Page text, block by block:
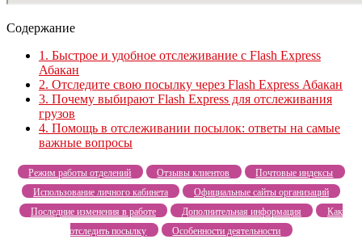
Содержание
1. Быстрое и удобное отслеживание с Flash Express
Абакан
2. Отследите свою посылку через Flash Express Абакан
3. Почему выбирают Flash Express для отслеживания
грузов
4. Помощь в отслеживании посылок: ответы на самые
важные вопросы
Режим работы отделений Отзывы клиентов
Почтовые индексы
Использование личного кабинета
Официальные сайты организаций
Последние изменения в работе
Дополнительная информация
Как
отследить посылку
Особенности деятельности